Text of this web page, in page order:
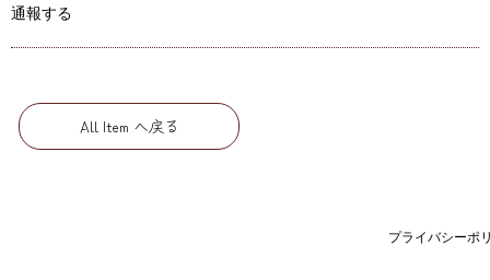
通報する
All Item へ戻る
プライバシーポ